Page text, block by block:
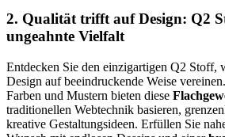
2. Qualität trifft auf Design: Q2
ungeahnte Vielfalt
Entdecken Sie den einzigartigen Q2 Stoff,
Design auf beeindruckende Weise
Farben und Mustern bieten diese
traditionellen Webtechnik basieren,
kreative Gestaltungsideen. Erfüllen Sie